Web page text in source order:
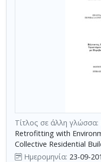
χρήση
επιπλέον
κριτηρίων
αναζήτησης
Τίτλος σε άλλη γλώσσα:
Retrofitting with
Collective Residential
Ημερομηνία: 23-09-